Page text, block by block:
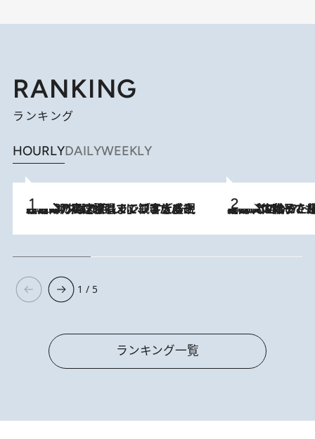
RANKING
ランキング
HOURLYDAILYWEEKLY
2026.8.7
「湘南乃風に憧れて」観客大盛上がりの“タオル回し”に、ラッパー顔負けの高速歌唱まで…さだまさし（74）のアグレッシブすぎる現在地 2026.8.5
【阿川佐和子さんの年とる力】なぜ70代で始めた趣味は“こんなに楽しい”のか？ ピアノ、俳句…スランプに陥っても続けられる“ある秘訣”とは
1 / 5
ランキング一覧